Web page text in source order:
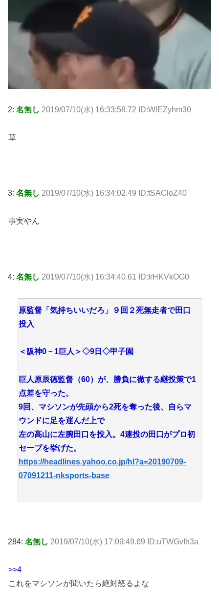
2: 名無し 2019/07/10(水) 16:33:58.72 ID:WlEZyhm30
草
3: 名無し 2019/07/10(水) 16:34:02.49 ID:tSACloZ40
事実やん
4: 名無し 2019/07/10(水) 16:34:40.61 ID:IrHKVkOG0
原監督「気持ちいいだろ」９回２死無走者で田口
投入
＜阪神0－1巨人＞◇9日◇甲子園
巨人原辰徳監督（60）が、勝負に徹する継投策で1
点差を守った。
9回、マシソンが先頭から2死を奪った後、自らマ
ウンドに足を運んだ上で
左の高山に左腕田口を投入。4連投の田口がプロ初
セーブを挙げた。
https://headlines.yahoo.co.jp/hl?a=20190709-
07091211-nksports-base
284: 名無し 2019/07/10(水) 17:09:49.69 ID:uTWGvIh3a
>>4
これをマシソンが聞いたら絶対怒るよな